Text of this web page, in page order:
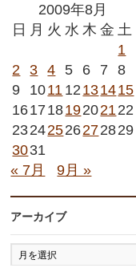
2009年8月
日 月 火 水 木 金 土
1
2
3 4 5 6 7
8
9
1011 12 131415
1617 18192021 22
23242526272829
3031
« 7月
9月 »
アーカイブ
ア
ー